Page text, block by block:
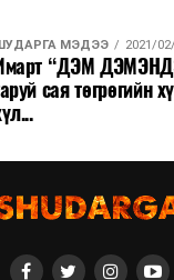
МЭДЭЭ 2021/
“ДЭМ
сая төгрөгийн